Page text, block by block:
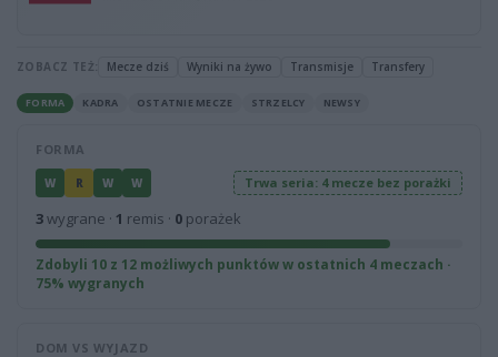
ZOBACZ TEŻ: Mecze dziś Wyniki na żywo Transmisje Transfery
FORMA KADRA OSTATNIE MECZE STRZELCY NEWSY
FORMA
W R W W Trwa seria: 4 mecze bez porażki
3wygrane · 1 remis · 0 porażek
Zdobyli 10 z 12 możliwych punktów w ostatnich 4 meczach ·
75% wygranych
DOM VS WYJAZD